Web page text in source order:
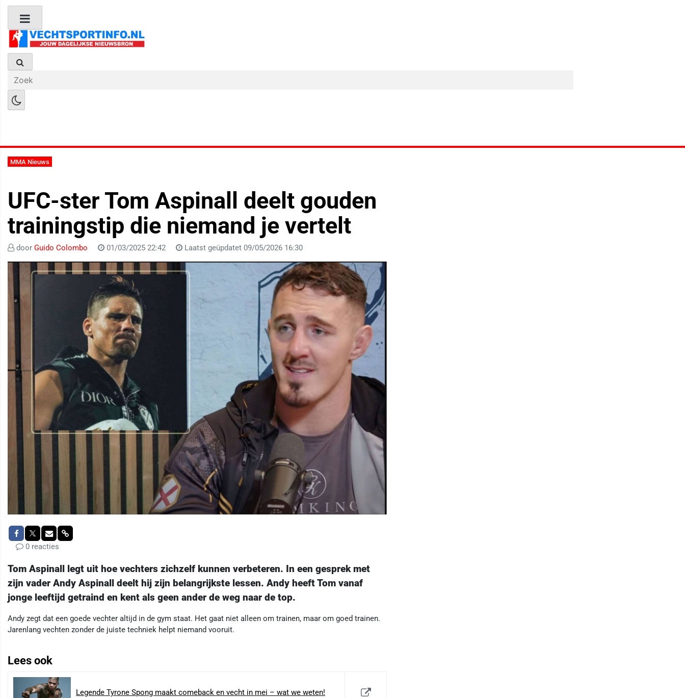
MMA Nieuws
UFC-ster Tom Aspinall deelt gouden
trainingstip die niemand je vertelt
door Guido Colombo 01/03/2025 22:42 Laatst geüpdatet 09/05/2026 16:30
0 reacties
Tom Aspinall legt uit hoe vechters zichzelf kunnen verbeteren. In een gesprek met
zijn vader Andy Aspinall deelt hij zijn belangrijkste lessen. Andy heeft Tom vanaf
jonge leeftijd getraind en kent als geen ander de weg naar de top.
Andy zegt dat een goede vechter altijd in de gym staat. Het gaat niet alleen om trainen, maar om goed trainen.
Jarenlang vechten zonder de juiste techniek helpt niemand vooruit.
Lees ook
Legende Tyrone Spong maakt comeback en vecht in mei – wat we weten!